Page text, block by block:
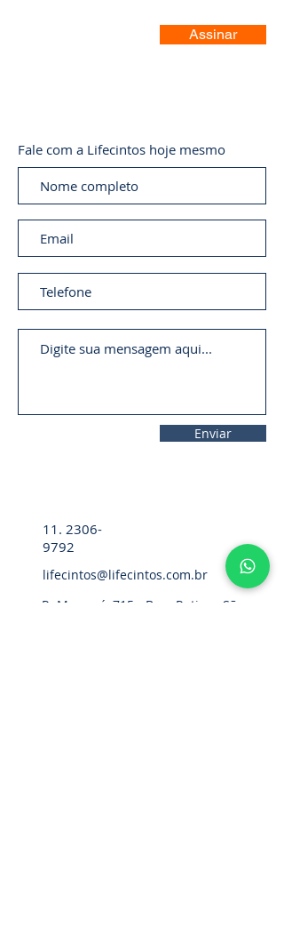
Assinar
Fale com a Lifecintos hoje mesmo
Enviar
11. 2306-
9792
lifecintos@lifecintos.com.br
R. Mamoré, 715 - Bom Retiro - São